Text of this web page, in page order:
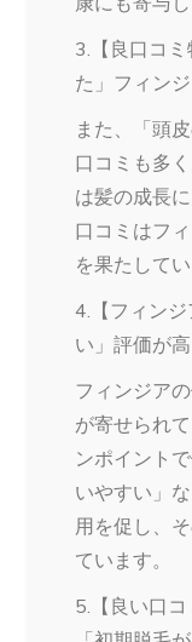
3.【良口コ
た」フィンジ
また、「頭
口コミも多
は髪の成長
口コミはフ
を果たして
4.【フィン
い」評価が高
フィンジア
が寄せられ
ンポイント
いやすい」
用を促し、
ています。
5.【良い口